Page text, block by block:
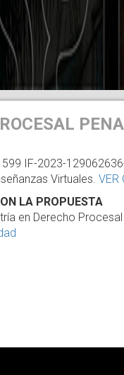
IF-2023-
Virtuales. VER
LA PROPUESTA
en Derecho